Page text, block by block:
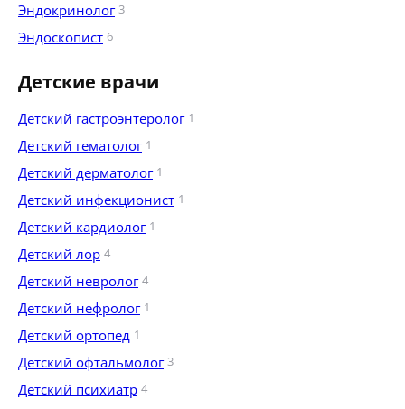
Эндокринолог 3
Эндоскопист 6
Детские врачи
Детский гастроэнтеролог 1
Детский гематолог 1
Детский дерматолог 1
Детский инфекционист 1
Детский кардиолог 1
Детский лор 4
Детский невролог 4
Детский нефролог 1
Детский ортопед 1
Детский офтальмолог 3
Детский психиатр 4